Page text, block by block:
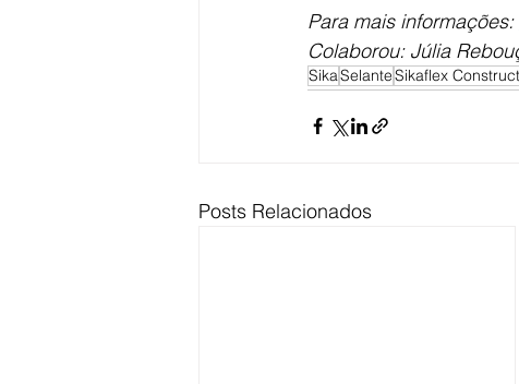
Para mais informações:
Colaborou: Júlia
SikaSelanteSikaflex
Posts Relacionados